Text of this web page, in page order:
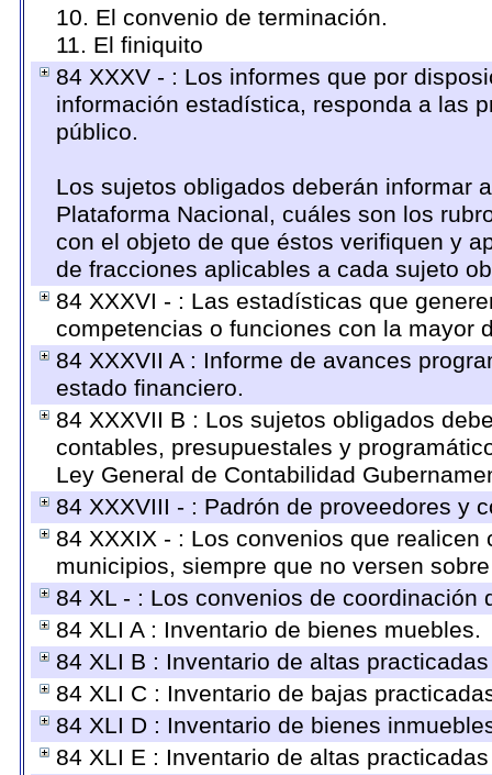
10. El convenio de terminación.
11. El finiquito
84 XXXV - : Los informes que por
información estadística, responda a las
público.
Los sujetos obligados deberán informar
Plataforma Nacional, cuáles son los
con el objeto de que éstos verifiquen y
de fracciones aplicables a cada sujeto
84 XXXVI - : Las estadísticas que
competencias o funciones con la mayor
84 XXXVII A : Informe de avances
estado financiero.
84 XXXVII B : Los sujetos obligados
contables, presupuestales y
Ley General de Contabilidad
84 XXXVIII - : Padrón de proveedores y
84 XXXIX - : Los convenios que
municipios, siempre que no versen
84 XL - : Los convenios de
84 XLI A : Inventario de bienes muebles.
84 XLI B : Inventario de altas
84 XLI C : Inventario de bajas
84 XLI D : Inventario de bienes
84 XLI E : Inventario de altas